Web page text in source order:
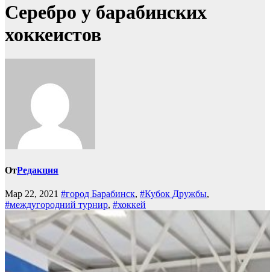
Серебро у барабинских
хоккеистов
ОтРедакция
Мар 22, 2021 #город Барабинск, #Кубок Дружбы,
#междугородний турнир, #хоккей